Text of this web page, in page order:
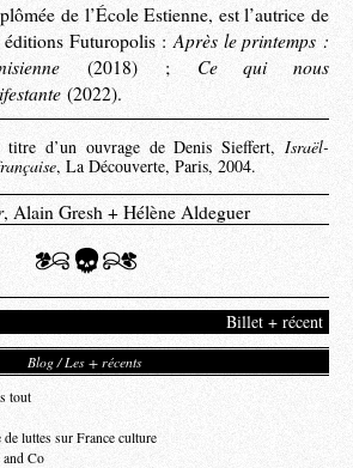
de l’École Estienne, est l’autrice de
éditions Futuropolis :Après le printemps :
(2018) ; Ce qui nous
(2022).
titre d’un ouvrage de Denis Sieffert,Israël-
, La Découverte, Paris, 2004.
, Alain Gresh + Hélène Aldeguer
Billet + récent
Blog / Les + récents
tout
luttes sur France culture
Co